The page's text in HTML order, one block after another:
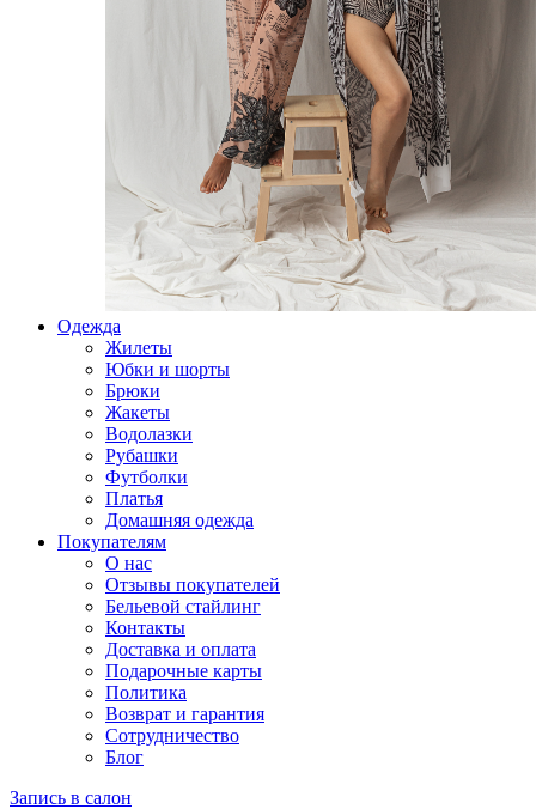
Одежда
Жилеты
Юбки и шорты
Брюки
Жакеты
Водолазки
Рубашки
Футболки
Платья
Домашняя одежда
Покупателям
О нас
Отзывы покупателей
Бельевой стайлинг
Контакты
Доставка и оплата
Подарочные карты
Политика
Возврат и гарантия
Сотрудничество
Блог
Запись в салон